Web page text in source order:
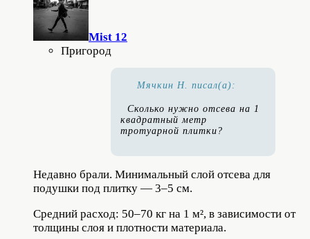
Mist 12
Пригород
Мячкин Н. писал(а):
Сколько нужно отсева на 1
квадратный метр
тротуарной плитки?
Недавно брали. Минимальный слой отсева для
подушки под плитку — 3–5 см.
Средний расход: 50–70 кг на 1 м², в зависимости от
толщины слоя и плотности материала.